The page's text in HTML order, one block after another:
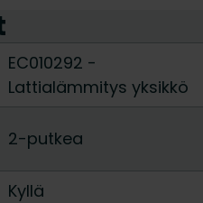
EC010292 -
Lattialämmitys yksikkö
2-putkea
Kyllä